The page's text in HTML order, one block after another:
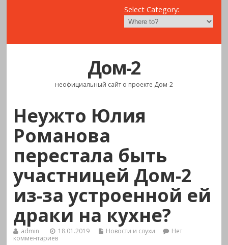
Select Category:
Дом-2
неофициальный сайт о проекте Дом-2
Неужто Юлия
Романова
перестала быть
участницей Дом-2
из-за устроенной ей
драки на кухне?
admin 18.01.2019 Новости и слухи
Нет
комментариев